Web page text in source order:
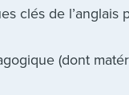
clés de
(dont